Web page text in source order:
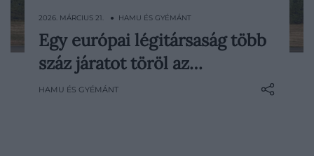
Több száz járat törlésére kényszerült a
Scandinavian Airlines a megugró
2026. MÁRCIUS 21. ● HAMU ÉS GYÉMÁNT
Egy európai légitársaság több
száz járatot töröl az…
HAMU ÉS GYÉMÁNT